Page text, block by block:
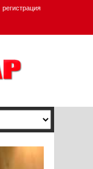
регистрация